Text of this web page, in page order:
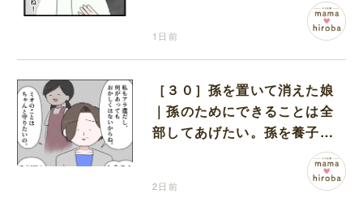
1日前
［３０］孫を置いて消えた娘
｜孫のためにできることは全
部してあげたい。孫を養子に
2日前